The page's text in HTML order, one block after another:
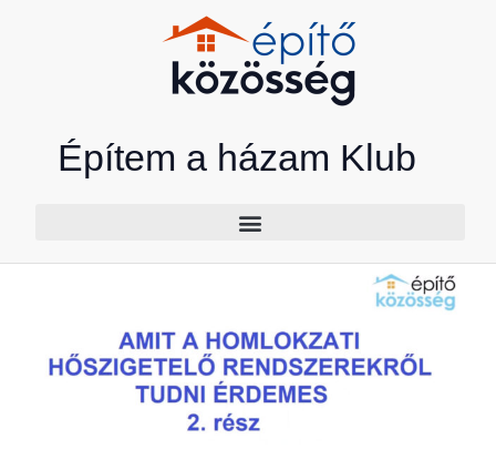
Építem a házam Klub